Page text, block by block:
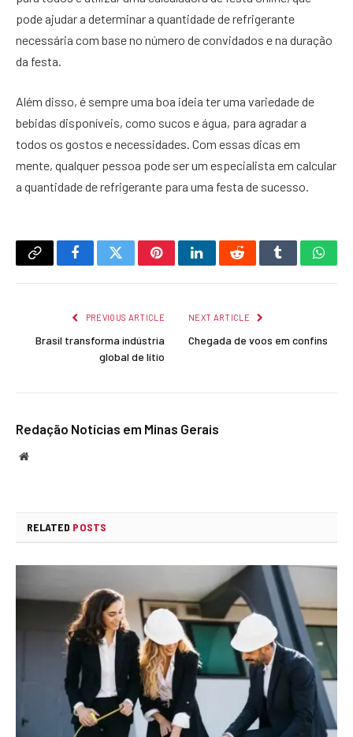
pode ajudar a determinar a quantidade de refrigerante
necessária com base no número de convidados e na duração
da festa.
Além disso, é sempre uma boa ideia ter uma variedade de
bebidas disponíveis, como sucos e água, para agradar a
todos os gostos e necessidades. Com essas dicas em
mente, qualquer pessoa pode ser um especialista em calcular
a quantidade de refrigerante para uma festa de sucesso.
Copy
FacebookTwitterPinterestLinkedInRedditTumblr
PREVIOUS ARTICLE
Brasil transforma indústria
global de lítio
NEXT ARTICLE
Chegada de voos em confins
Redação Notícias em Minas Gerais
Website
RELATED POSTS